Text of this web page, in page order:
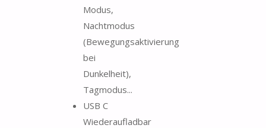
Modus,
Nachtmodus
(Bewegungsaktivierung
bei
Dunkelheit),
Tagmodus...
USB C
Wiederaufladbar